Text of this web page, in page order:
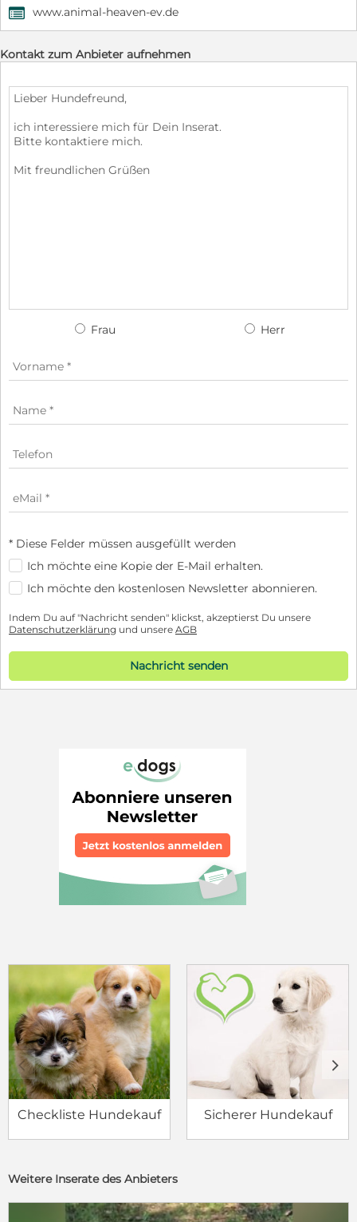
, www.animal-heaven-ev.de
Kontakt zum Anbieter aufnehmen
Frau Herr
* Diese Felder müssen ausgefüllt werden
Ich möchte eine Kopie der E-Mail erhalten.
Ich möchte den kostenlosen Newsletter abonnieren.
Indem Du auf "Nachricht senden" klickst, akzeptierst Du unsere
Datenschutzerklärung und unsere AGB
Nachricht senden
Checkliste Hundekauf Sicherer Hundekauf
c d
Weitere Inserate des Anbieters